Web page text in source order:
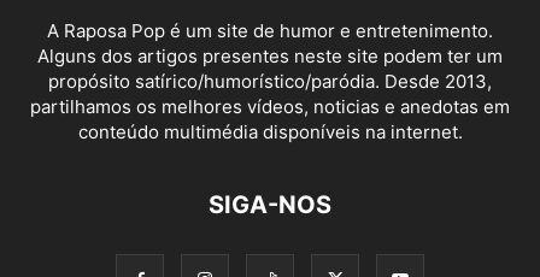
A Raposa Pop é um site de humor e entretenimento.
Alguns dos artigos presentes neste site podem ter um
propósito satírico/humorístico/paródia. Desde 2013,
partilhamos os melhores vídeos, noticias e anedotas em
conteúdo multimédia disponíveis na internet.
SIGA-NOS